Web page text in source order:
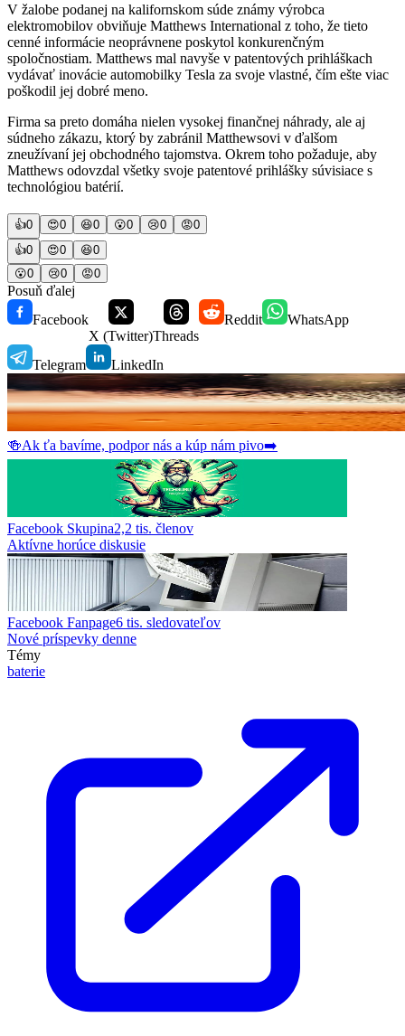
V žalobe podanej na kalifornskom súde známy výrobca
elektromobilov obviňuje Matthews International z toho, že tieto
cenné informácie neoprávnene poskytol konkurenčným
spoločnostiam. Matthews mal navyše v patentových prihláškach
vydávať inovácie automobilky Tesla za svoje vlastné, čím ešte viac
poškodil jej dobré meno.
Firma sa preto domáha nielen vysokej finančnej náhrady, ale aj
súdneho zákazu, ktorý by zabránil Matthewsovi v ďalšom
zneužívaní jej obchodného tajomstva. Okrem toho požaduje, aby
Matthews odovzdal všetky svoje patentové prihlášky súvisiace s
technológiou batérií.
👍0 😍0 😆0 😮0 😢0 😡0
👍0 😍0 😆0
😮0 😢0 😡0
Posuň ďalej
Facebook
X (Twitter)Threads
Reddit WhatsApp
Telegram LinkedIn
🍻Ak ťa bavíme, podpor nás a kúp nám pivo➡️
Facebook Skupina2,2 tis. členov
Aktívne horúce diskusie
Facebook Fanpage6 tis. sledovateľov
Nové príspevky denne
Témy
baterie